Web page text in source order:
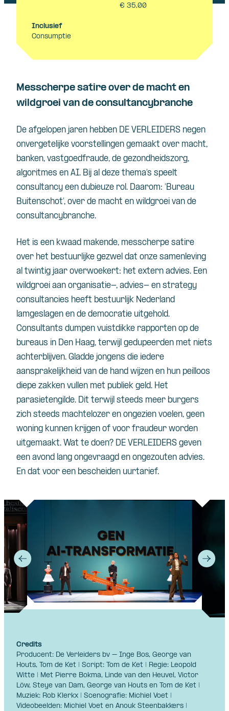
€ 35,00
Inclusief
Consumptie
Messcherpe satire over de macht en
wildgroei van de consultancybranche
De afgelopen jaren hebben DE VERLEIDERS negen
onvergetelijke voorstellingen gemaakt over macht,
banken, vastgoedfraude, de gezondheidszorg,
algoritmes en AI. Bij al deze thema’s speelt
consultancy een dubieuze rol. Daarom: ‘Bureau
Buitenschot’, over de macht en wildgroei van de
consultancybranche.
Het is een kwaad makende, messcherpe satire
over het bestuurlijke gezwel dat onze samenleving
al twintig jaar overwoekert: het extern advies. Een
wildgroei aan organisatie-, advies- en strategy
consultancies heeft bestuurlijk Nederland
lamgeslagen en de democratie uitgehold.
Consultants dumpen vuistdikke rapporten op de
bureaus in Den Haag, terwijl gedupeerden met niets
achterblijven. Gladde jongens die iedere
aansprakelijkheid van de hand wijzen en hun peilloos
diepe zakken vullen met publiek geld. Het
parasietengilde. Dit terwijl steeds meer burgers
zich steeds machtelozer en ongezien voelen, geen
woning kunnen krijgen of voor fraudeur worden
uitgemaakt. Wat te doen? DE VERLEIDERS geven
een avond lang ongevraagd en ongezouten advies.
En dat voor een bescheiden uurtarief.
Credits
Producent: De Verleiders bv – Inge Bos, George van
Houts, Tom de Ket | Script: Tom de Ket | Regie: Leopold
Witte | Met Pierre Bokma, Linde van den Heuvel, Victor
Löw, Steye van Dam, George van Houts en Tom de Ket |
Muziek: Rob Klerkx | Scenografie: Michiel Voet |
Videobeelden: Michiel Voet en Anouk Steenbakkers |